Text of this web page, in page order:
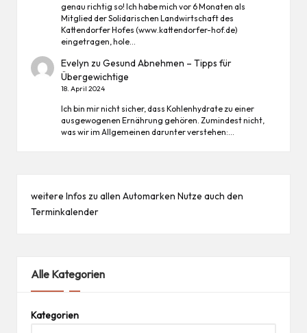
genau richtig so! Ich habe mich vor 6 Monaten als
Mitglied der Solidarischen Landwirtschaft des
Kattendorfer Hofes (www.kattendorfer-hof.de)
eingetragen, hole…
Evelyn zuGesund Abnehmen – Tipps für
Übergewichtige
18. April 2024
Ich bin mir nicht sicher, dass Kohlenhydrate zu einer
ausgewogenen Ernährung gehören. Zumindest nicht,
was wir im Allgemeinen darunter verstehen:…
weitere Infos zu allen Automarken Nutze auch den
Terminkalender
Alle Kategorien
Kategorien